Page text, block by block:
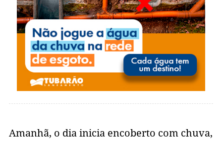
Amanhã, o dia inicia encoberto com chuva,